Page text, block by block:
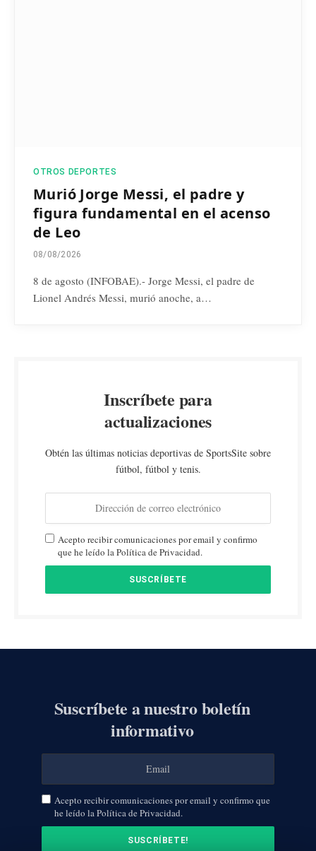
OTROS DEPORTES
Murió Jorge Messi, el padre y
figura fundamental en el acenso
de Leo
08/08/2026
8 de agosto (INFOBAE).- Jorge Messi, el padre de
Lionel Andrés Messi, murió anoche, a…
Inscríbete para
actualizaciones
Obtén las últimas noticias deportivas de SportsSite sobre
fútbol, fútbol y tenis.
Acepto recibir comunicaciones por email y confirmo
que he leído la Política de Privacidad.
Suscríbete a nuestro boletín
informativo
Acepto recibir comunicaciones por email y confirmo que
he leído la Política de Privacidad.